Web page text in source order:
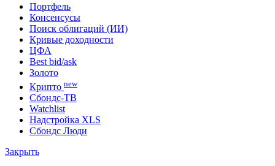
Портфель
Консенсусы
Поиск облигаций (ИИ)
Кривые доходности
ЦФА
Best bid/ask
Золото
Крипто new
Сбондс-ТВ
Watchlist
Надстройка XLS
Сбондс Люди
Закрыть